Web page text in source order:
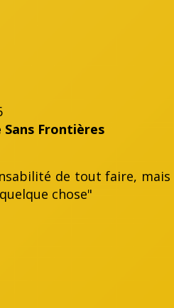
Frontières
de tout faire, mais
chose"